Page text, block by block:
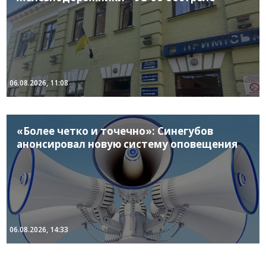
06.08.2026, 11:08
«Более четко и точечно»: Синегубов
анонсировал новую систему оповещения
06.08.2026, 14:33